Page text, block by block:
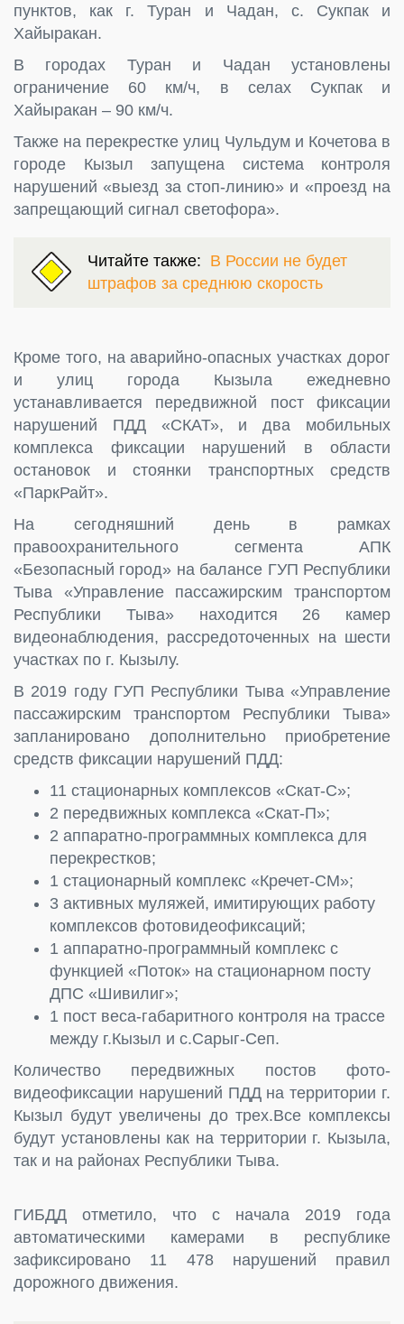
пунктов, как г. Туран и Чадан, с. Сукпак и
Хайыракан.
В городах Туран и Чадан установлены
ограничение 60 км/ч, в селах Сукпак и
Хайыракан – 90 км/ч.
Также на перекрестке улиц Чульдум и Кочетова в
городе Кызыл запущена система контроля
нарушений «выезд за стоп-линию» и «проезд на
запрещающий сигнал светофора».
Читайте также: В России не будет
штрафов за среднюю скорость
Кроме того, на аварийно-опасных участках дорог
и улиц города Кызыла ежедневно
устанавливается передвижной пост фиксации
нарушений ПДД «СКАТ», и два мобильных
комплекса фиксации нарушений в области
остановок и стоянки транспортных средств
«ПаркРайт».
На сегодняшний день в рамках
правоохранительного сегмента АПК
«Безопасный город» на балансе ГУП Республики
Тыва «Управление пассажирским транспортом
Республики Тыва» находится 26 камер
видеонаблюдения, рассредоточенных на шести
участках по г. Кызылу.
В 2019 году ГУП Республики Тыва «Управление
пассажирским транспортом Республики Тыва»
запланировано дополнительно приобретение
средств фиксации нарушений ПДД:
11 стационарных комплексов «Скат-С»;
2 передвижных комплекса «Скат-П»;
2 аппаратно-программных комплекса для
перекрестков;
1 стационарный комплекс «Кречет-СМ»;
3 активных муляжей, имитирующих работу
комплексов фотовидеофиксаций;
1 аппаратно-программный комплекс с
функцией «Поток» на стационарном посту
ДПС «Шивилиг»;
1 пост веса-габаритного контроля на трассе
между г.Кызыл и с.Сарыг-Сеп.
Количество передвижных постов фото-
видеофиксации нарушений ПДД на территории г.
Кызыл будут увеличены до трех.Все комплексы
будут установлены как на территории г. Кызыла,
так и на районах Республики Тыва.
ГИБДД отметило, что с начала 2019 года
автоматическими камерами в республике
зафиксировано 11 478 нарушений правил
дорожного движения.